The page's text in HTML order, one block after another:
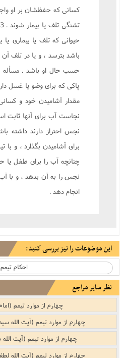
کسانى که حفظشان بر او
حيوانى که تلف يا بيمارى يا
باشد بترسد ، و يا در تلف آن
پاکى که براى وضو يا غسل
مقدار آشاميدن خود و
نجاست آب براى آنها ثابت
نجس احتراز دارند داشته
براى آشاميدن بگذارد ، و با
چنانچه آب را براى طفل يا
نجس را به آن بدهد ، و با
انجام دهد .
این موضوعات را نیز بررسی کنید:
احکام تیمم‌‌
نظر سایر مراجع
چهارم از موارد تیمم
چهارم از موارد تیمم (آیت الله
چهارم از موارد تیمم (آیت
چهارم از موارد تیمم (آیت الله